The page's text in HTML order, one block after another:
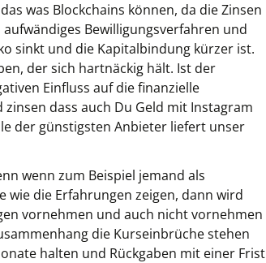
was Blockchains können, da die Zinsen
Bewilligungsverfahren und
sinkt und die Kapitalbindung kürzer ist.
der sich hartnäckig hält. Ist der
Einfluss auf die finanzielle
dass auch Du Geld mit Instagram
der günstigsten Anbieter liefert unser
wenn zum Beispiel jemand als
die Erfahrungen zeigen, dann wird
vornehmen und auch nicht vornehmen
die Kurseinbrüche stehen
halten und Rückgaben mit einer Frist